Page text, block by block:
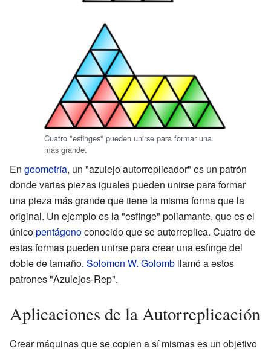
Cuatro "esfinges" pueden unirse para formar una
más grande.
En geometría, un "azulejo autorreplicador" es un patrón
donde varias piezas iguales pueden unirse para formar
una pieza más grande que tiene la misma forma que la
original. Un ejemplo es la "esfinge" poliamante, que es el
únicopentágonoconocido que se autorreplica. Cuatro de
estas formas pueden unirse para crear una esfinge del
doble de tamaño. Solomon W. Golomb llamó a estos
patrones "Azulejos-Rep".
Aplicaciones de la Autorreplicación
Crear máquinas que se copien a sí mismas es un objetivo